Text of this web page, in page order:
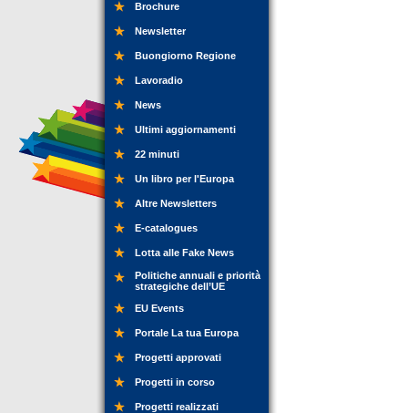
Brochure
Newsletter
Buongiorno Regione
Lavoradio
News
Ultimi aggiornamenti
22 minuti
Un libro per l'Europa
Altre Newsletters
E-catalogues
Lotta alle Fake News
Politiche annuali e priorità
strategiche dell’UE
EU Events
Portale La tua Europa
Progetti approvati
Progetti in corso
Progetti realizzati